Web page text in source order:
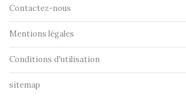
Contactez-nous
Mentions légales
Conditions d'utilisation
sitemap